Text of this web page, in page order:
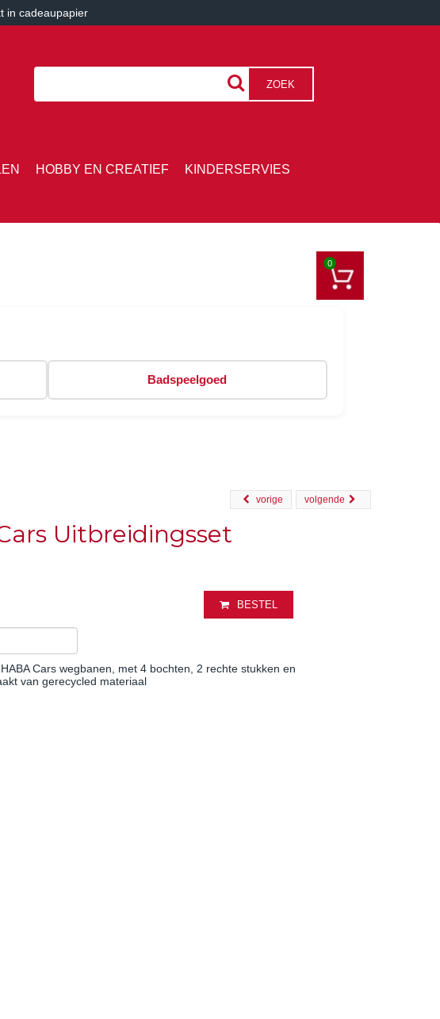
in cadeaupapier
ZOEK
HOBBY EN CREATIEF KINDERSERVIES
0
Badspeelgoed
volgende
vorige
Uitbreidingsset
BESTEL
Cars wegbanen, met 4 bochten, 2 rechte stukken en
van gerecycled materiaal